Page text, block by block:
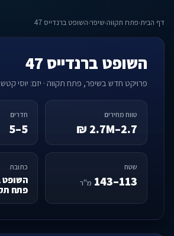
דף הבית›פתח תקווה›שיפר›השופט ברנדייס 47
השופט ברנדייס 47
פרויקט חדש בשיפר, פתח תקווה · יזם: יוסי
טווח מחירים
2.7–2.7M ₪
חדרים
5–5
שטח
113–143 מ"ר
כתובת
פתח